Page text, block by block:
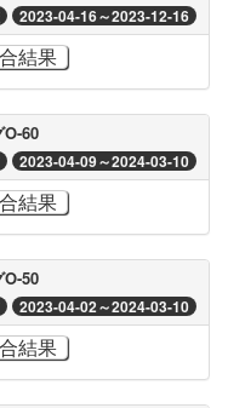
2023-04-16～2023-12-16
結果
60
2023-04-09～2024-03-10
結果
50
2023-04-02～2024-03-10
結果